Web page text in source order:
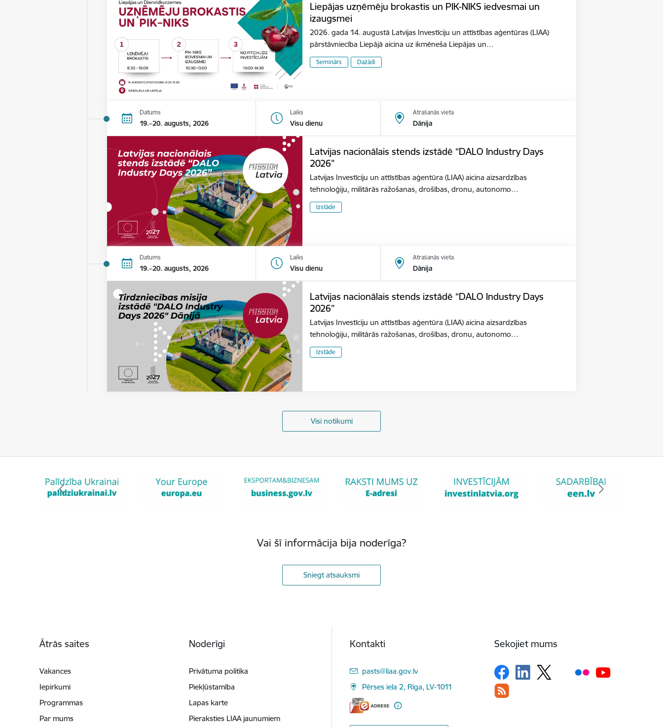
Liepājas uzņēmēju brokastis un PIK-NIKS iedvesmai un
izaugsmei
2026. gada 14. augustā Latvijas Investīciju un attīstības aģentūras (LIAA)
pārstāvniecība Liepājā aicina uz ikmēneša Liepājas un…
Seminārs Dažādi
Datums
19.–20. augusts, 2026
Laiks
Visu dienu
Atrašanās vieta
Dānija
Latvijas nacionālais stends izstādē “DALO Industry Days
2026”
Latvijas Investīciju un attīstības aģentūra (LIAA) aicina aizsardzības
tehnoloģiju, militārās ražošanas, drošības, dronu, autonomo…
Izstāde
Datums
19.–20. augusts, 2026
Laiks
Visu dienu
Atrašanās vieta
Dānija
Latvijas nacionālais stends izstādē “DALO Industry Days
2026”
Latvijas Investīciju un attīstības aģentūra (LIAA) aicina aizsardzības
tehnoloģiju, militārās ražošanas, drošības, dronu, autonomo…
Izstāde
Visi notikumi
Vai šī informācija bija noderīga?
Sniegt atsauksmi
Ātrās saites
Vakances
Iepirkumi
Programmas
Par mums
Noderīgi
Privātuma politika
Piekļūstamība
Lapas karte
Pieraksties LIAA jaunumiem
Kontakti
E-pasts:
pasts@liaa.gov.lv
Pērses iela 2, Rīga, LV-1011
Sekojiet mums